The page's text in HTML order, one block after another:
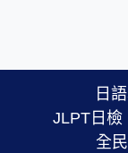
日
JLPT日檢
全